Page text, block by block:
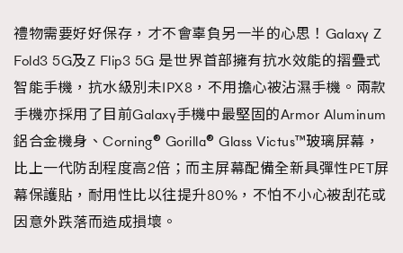
禮物需要好好保存，才不會辜負另一半的心思！Galaxy Z
Fold3 5G及Z Flip3 5G 是世界首部擁有抗水效能的摺疊式
智能手機，抗水級別未IPX8，不用擔心被沾濕手機。兩款
手機亦採用了目前Galaxy手機中最堅固的Armor Aluminum
鋁合金機身、Corning® Gorilla® Glass Victus™玻璃屏幕，
比上一代防刮程度高2倍；而主屏幕配備全新具彈性PET屏
幕保護貼，耐用性比以往提升80%，不怕不小心被刮花或
因意外跌落而造成損壞。